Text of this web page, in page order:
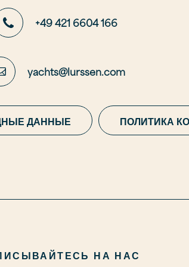
+49 421 6604 166
yachts@lurssen.com
ДАННЫЕ ПОЛИТИКА
НА НАС